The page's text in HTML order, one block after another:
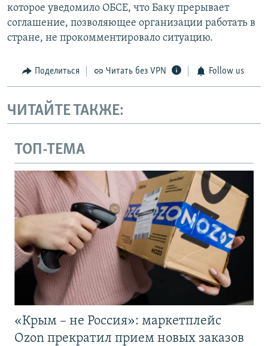
которое уведомило ОБСЕ, что Баку прерывает
соглашение, позволяющее организации работать в
стране, не прокомментировало ситуацию.
Поделиться Читать без VPN Follow us
ЧИТАЙТЕ ТАКЖЕ:
ТОП-ТЕМА
«Крым – не Россия»: маркетплейс
Ozon прекратил прием новых заказов